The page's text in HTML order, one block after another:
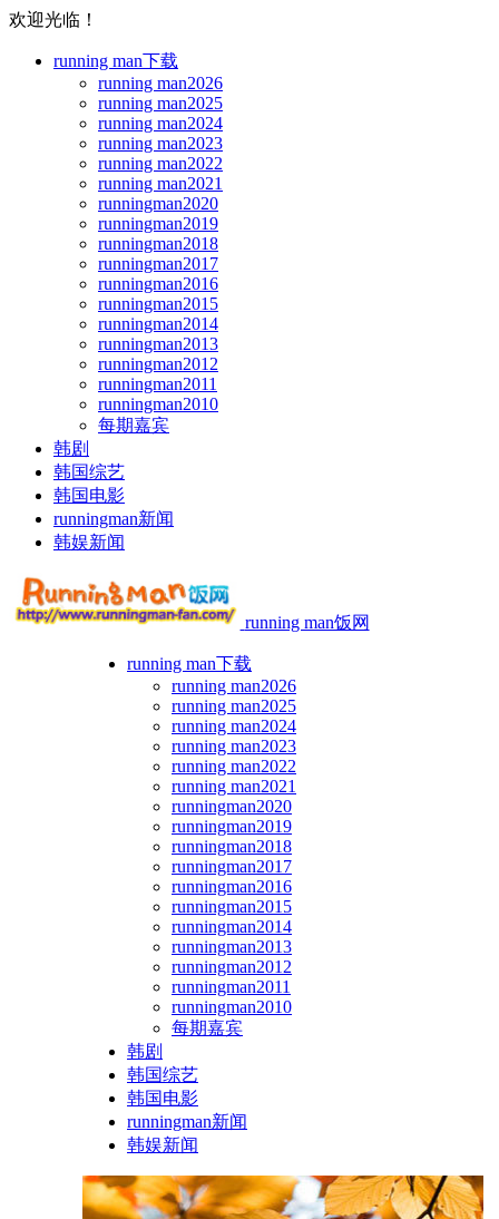
欢迎光临！
running man下载
running man2026
running man2025
running man2024
running man2023
running man2022
running man2021
runningman2020
runningman2019
runningman2018
runningman2017
runningman2016
runningman2015
runningman2014
runningman2013
runningman2012
runningman2011
runningman2010
每期嘉宾
韩剧
韩国综艺
韩国电影
runningman新闻
韩娱新闻
running man饭网
running man下载
running man2026
running man2025
running man2024
running man2023
running man2022
running man2021
runningman2020
runningman2019
runningman2018
runningman2017
runningman2016
runningman2015
runningman2014
runningman2013
runningman2012
runningman2011
runningman2010
每期嘉宾
韩剧
韩国综艺
韩国电影
runningman新闻
韩娱新闻